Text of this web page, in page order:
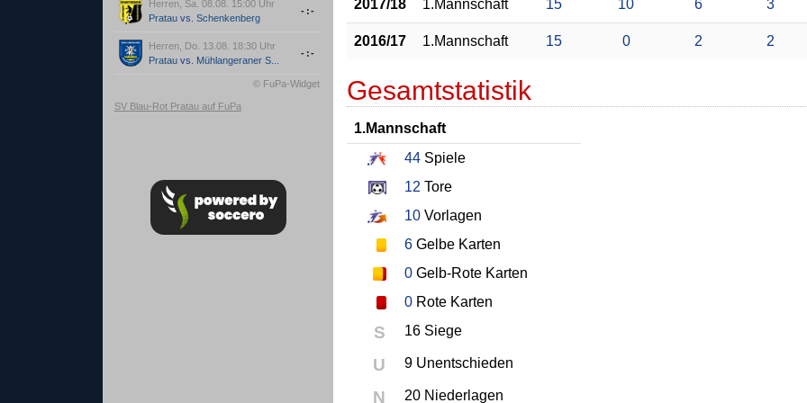
Herren, Sa. 08.08. 15:00 Uhr
Pratauvs. Schenkenberg
-:-
Herren, Do. 13.08. 18:30 Uhr
Pratauvs. Mühlangeraner S...
-:-
© FuPa-Widget
SV Blau-Rot Pratau auf FuPa
2017/18 1.Mannschaft 15 10 6 3
2016/17 1.Mannschaft 15 0 2 2
Gesamtstatistik
1.Mannschaft
44 Spiele
12 Tore
10 Vorlagen
6 Gelbe Karten
0 Gelb-Rote Karten
0 Rote Karten
S 16 Siege
U 9 Unentschieden
N 20 Niederlagen